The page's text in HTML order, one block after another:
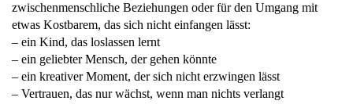
zwischenmenschliche Beziehungen oder für den Umgang mit
etwas Kostbarem, das sich nicht einfangen lässt:
– ein Kind, das loslassen lernt
– ein geliebter Mensch, der gehen könnte
– ein kreativer Moment, der sich nicht erzwingen lässt
– Vertrauen, das nur wächst, wenn man nichts verlangt